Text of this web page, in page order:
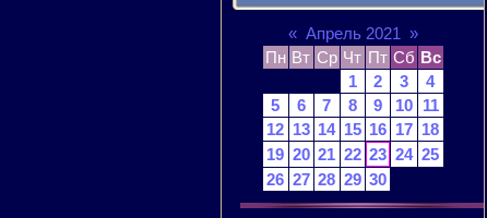
« Апрель 2021 »
Пн Вт Ср Чт Пт Сб Вс
1
2 3
4
5
6 7 8 9 10
11
12 13 14 15 16 17 18
19 20 21 22 23 24 25
26 27 28 29 30